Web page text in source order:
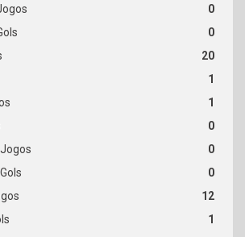
0
0
20
1
1
0
0
0
12
1